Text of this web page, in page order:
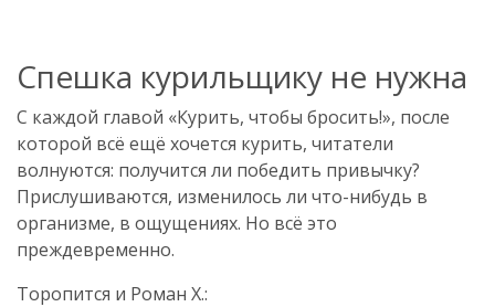
Спешка курильщику не нужна
С каждой главой «Курить, чтобы бросить!», после
которой всё ещё хочется курить, читатели
волнуются: получится ли победить привычку?
Прислушиваются, изменилось ли что-нибудь в
организме, в ощущениях. Но всё это
преждевременно.
Торопится и Роман Х.: